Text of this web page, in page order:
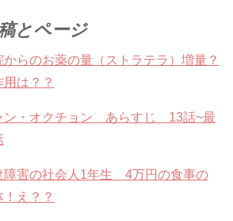
とページ
からのお薬の量（ストラテラ）増量？
用は？？
ン・オクチョン あらすじ 13話~最
障害の社会人1年生 4万円の食事の
！え？？